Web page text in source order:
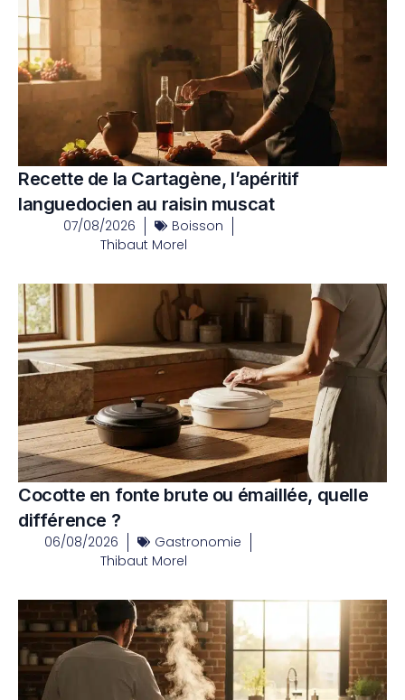
Recette de la Cartagène, l’apéritif
languedocien au raisin muscat
07/08/2026
Boisson
Thibaut Morel
Cocotte en fonte brute ou émaillée, quelle
différence ?
06/08/2026
Gastronomie
Thibaut Morel